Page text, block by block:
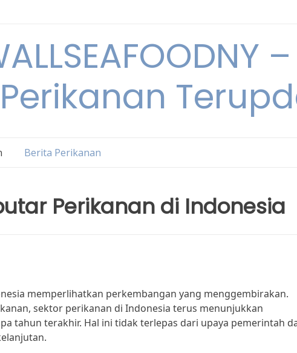
Berita Perikanan
Perikanan di Indonesia
memperlihatkan perkembangan yang menggembirakan.
sektor perikanan di Indonesia terus menunjukkan
tahun terakhir. Hal ini tidak terlepas dari upaya pemerintah